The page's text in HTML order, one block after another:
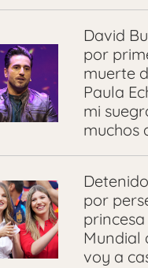
David
por
muerte
Paula
mi
muchos
por
Mundial
voy a